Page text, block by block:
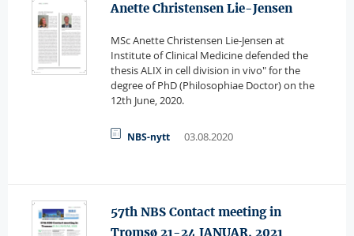
Anette Christensen Lie-Jensen
MSc Anette Christensen Lie-Jensen at
Institute of Clinical Medicine defended the
thesis ALIX in cell division in vivo" for the
degree of PhD (Philosophiae Doctor) on the
12th June, 2020.
NBS-nytt 03.08.2020
57th NBS Contact meeting in
Tromsø 21-24 JANUAR, 2021